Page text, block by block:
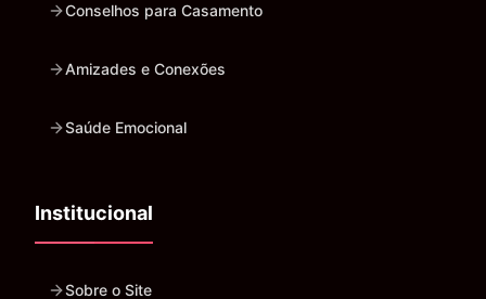
Conselhos para Casamento
Amizades e Conexões
Saúde Emocional
Institucional
Sobre o Site